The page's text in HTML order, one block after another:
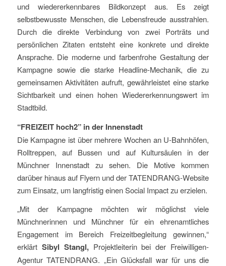
und wiedererkennbares Bildkonzept aus. Es zeigt
selbstbewusste Menschen, die Lebensfreude ausstrahlen.
Durch die direkte Verbindung von zwei Porträts und
persönlichen Zitaten entsteht eine konkrete und direkte
Ansprache. Die moderne und farbenfrohe Gestaltung der
Kampagne sowie die starke Headline-Mechanik, die zu
gemeinsamen Aktivitäten aufruft, gewährleistet eine starke
Sichtbarkeit und einen hohen Wiedererkennungswert im
Stadtbild.
“FREIZEIT hoch2” in der Innenstadt
Die Kampagne ist über mehrere Wochen an U-Bahnhöfen,
Rolltreppen, auf Bussen und auf Kultursäulen in der
Münchner Innenstadt zu sehen. Die Motive kommen
darüber hinaus auf Flyern und der TATENDRANG-Website
zum Einsatz, um langfristig einen Social Impact zu erzielen.
„Mit der Kampagne möchten wir möglichst viele
Münchnerinnen und Münchner für ein ehrenamtliches
Engagement im Bereich Freizeitbegleitung gewinnen,“
erklärt Sibyl Stangl, Projektleiterin bei der Freiwilligen-
Agentur TATENDRANG. „Ein Glücksfall war für uns die